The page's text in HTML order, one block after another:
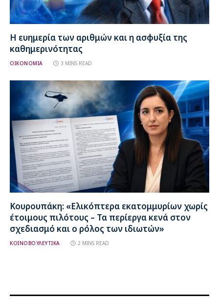
Η ευημερία των αριθμών και η ασφυξία της
καθημερινότητας
ΟΙΚΟΝΟΜΙΑ 3 MINS READ
Κουρουπάκη: «Ελικόπτερα εκατομμυρίων χωρίς
έτοιμους πιλότους – Τα περίεργα κενά στον
σχεδιασμό και ο ρόλος των ιδιωτών»
ΚΟΙΝΟΒΟΥΛΕΥΤΙΚΑ 2 MINS READ